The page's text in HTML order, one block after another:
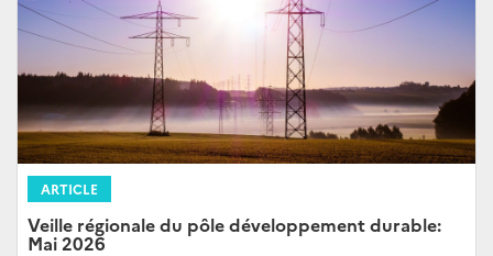
ARTICLE
Veille régionale du pôle développement durable:
Mai 2026